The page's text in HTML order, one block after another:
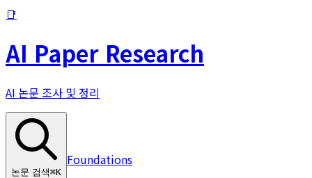
📑
AI Paper Research
AI 논문 조사 및 정리
논문 검색⌘K
Foundations